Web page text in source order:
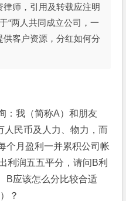
师，引用及转载应注明
“两人共同成立公司，一
供客户资源，分红如何分
：我（简称A）和朋友
人民币及人力、物力，而
个月盈利一并累积公司帐
利润五五平分，请问B利
B应该怎么分比较合适
？